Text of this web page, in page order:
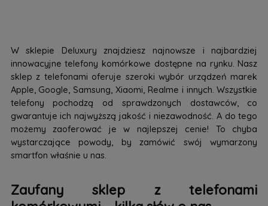
W sklepie Deluxury znajdziesz najnowsze i najbardziej
innowacyjne telefony komórkowe dostępne na rynku. Nasz
sklep z telefonami oferuje szeroki wybór urządzeń marek
Apple, Google, Samsung, Xiaomi, Realme i innych. Wszystkie
telefony pochodzą od sprawdzonych dostawców, co
gwarantuje ich najwyższą jakość i niezawodność. A do tego
możemy zaoferować je w najlepszej cenie! To chyba
wystarczające powody, by zamówić swój wymarzony
smartfon właśnie u nas.
Zaufany sklep z telefonami